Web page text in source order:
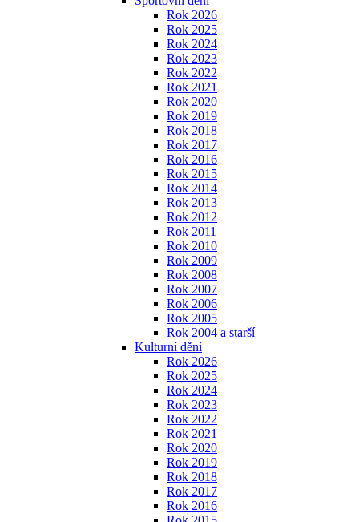
Rok 2026
Rok 2025
Rok 2024
Rok 2023
Rok 2022
Rok 2021
Rok 2020
Rok 2019
Rok 2018
Rok 2017
Rok 2016
Rok 2015
Rok 2014
Rok 2013
Rok 2012
Rok 2011
Rok 2010
Rok 2009
Rok 2008
Rok 2007
Rok 2006
Rok 2005
Rok 2004 a starší
Kulturní dění
Rok 2026
Rok 2025
Rok 2024
Rok 2023
Rok 2022
Rok 2021
Rok 2020
Rok 2019
Rok 2018
Rok 2017
Rok 2016